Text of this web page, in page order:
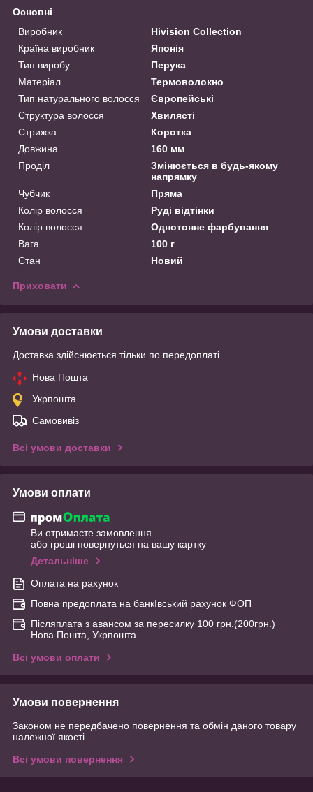
Основні
Виробник
Hivision Collection
Країна виробник
Японія
Тип виробу
Перука
Матеріал
Термоволокно
Тип натурального волосся
Європейські
Структура волосся
Хвилясті
Стрижка
Коротка
Довжина
160 мм
Проділ
Змінюється в будь-якому
напрямку
Чубчик
Пряма
Колір волосся
Руді відтінки
Колір волосся
Однотонне фарбування
Вага
100 г
Стан
Новий
Приховати
Умови доставки
Доставка здійснюється тільки по передоплаті.
Нова Пошта
Укрпошта
Самовивіз
Всі умови доставки
Умови оплати
Ви отримаєте замовлення
або гроші повернуться на вашу картку
Детальніше
Оплата на рахунок
Повна предоплата на банкІвський рахунок ФОП
Післяплата з авансом за пересилку 100 грн.(200грн.)
Нова Пошта, Укрпошта.
Всі умови оплати
Умови повернення
Законом не передбачено повернення та обмін даного товару
належної якості
Всі умови повернення